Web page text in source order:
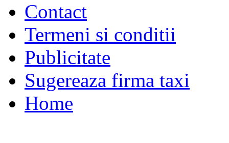
Contact
Termeni si conditii
Publicitate
Sugereaza firma taxi
Home